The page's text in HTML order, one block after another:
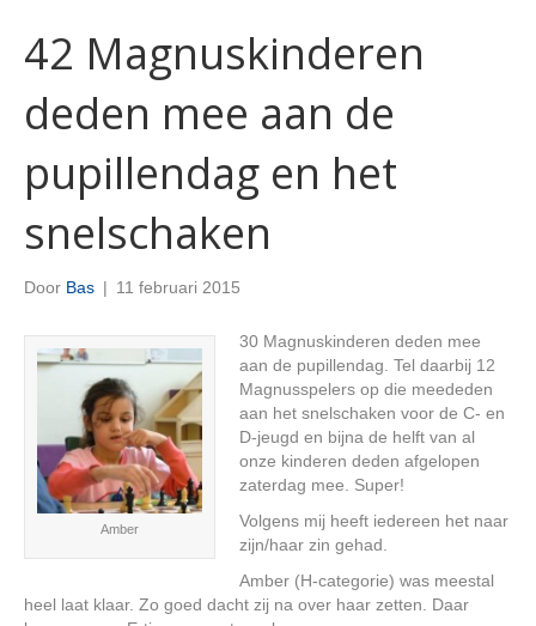
42 Magnuskinderen
deden mee aan de
pupillendag en het
snelschaken
Door Bas | 11 februari 2015
Amber
30 Magnuskinderen deden mee
aan de pupillendag. Tel daarbij 12
Magnusspelers op die meededen
aan het snelschaken voor de C- en
D-jeugd en bijna de helft van al
onze kinderen deden afgelopen
zaterdag mee. Super!
Volgens mij heeft iedereen het naar
zijn/haar zin gehad.
Amber (H-categorie) was meestal
heel laat klaar. Zo goed dacht zij na over haar zetten. Daar